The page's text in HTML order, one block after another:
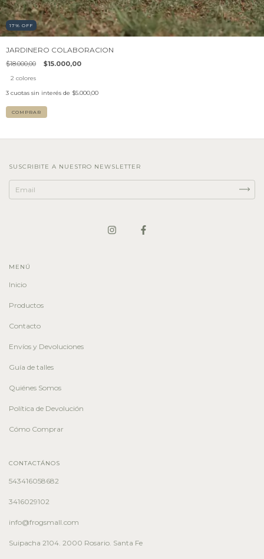
17% OFF
JARDINERO COLABORACION
$18.000,00 $15.000,00
2 colores
3 cuotas sin interés de $5.000,00
COMPRAR
SUSCRIBITE A NUESTRO NEWSLETTER
MENÚ
Inicio
Productos
Contacto
Envíos y Devoluciones
Guía de talles
Quiénes Somos
Política de Devolución
Cómo Comprar
CONTACTÁNOS
543416058682
3416029102
info@frogsmall.com
Suipacha 2104. 2000 Rosario. Santa Fe